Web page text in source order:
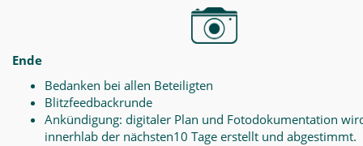
Ende
Bedanken bei allen Beteiligten
Blitzfeedbackrunde
Ankündigung: digitaler Plan und Fotodokumentation
innerhlab der nächsten10 Tage erstellt und abgestimmt.